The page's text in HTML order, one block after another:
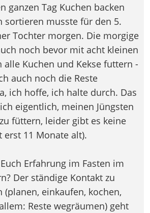
ganzen Tag Kuchen backen
sortieren musste für den 5.
Tochter morgen. Die morgige
noch bevor mit acht kleinen
alle Kuchen und Kekse futtern -
auch noch die Reste
ich hoffe, ich halte durch. Das
eigentlich, meinen Jüngsten
füttern, leider gibt es keine
erst 11 Monate alt).
Erfahrung im Fasten im
Der ständige Kontakt zu
einkaufen, kochen,
Reste wegräumen) geht